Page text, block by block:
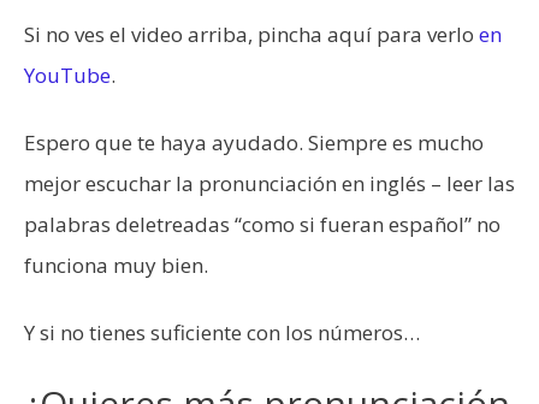
Si no ves el video arriba, pincha aquí para verlo en
YouTube.
Espero que te haya ayudado. Siempre es mucho
mejor escuchar la pronunciación en inglés – leer las
palabras deletreadas “como si fueran español” no
funciona muy bien.
Y si no tienes suficiente con los números…